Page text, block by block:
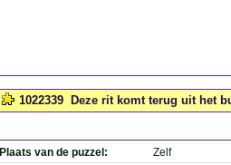
1022339 Deze rit komt terug uit het
Plaats van de puzzel: Zelf